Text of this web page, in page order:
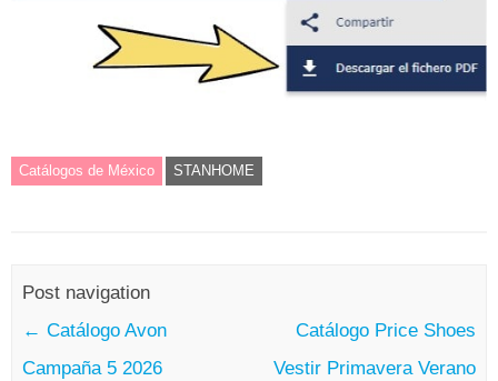
Catálogos de México STANHOME
Post navigation
← Catálogo Avon
Campaña 5 2026
Catálogo Price Shoes
Vestir Primavera Verano